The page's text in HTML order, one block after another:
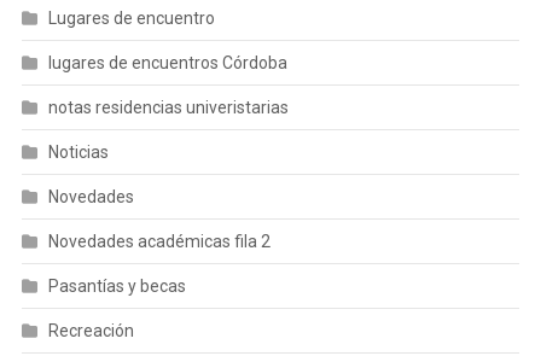
Lugares de encuentro
lugares de encuentros Córdoba
notas residencias univeristarias
Noticias
Novedades
Novedades académicas fila 2
Pasantías y becas
Recreación